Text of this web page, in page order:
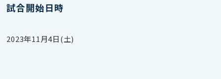
試合開始日時
2023年11月4日(土)